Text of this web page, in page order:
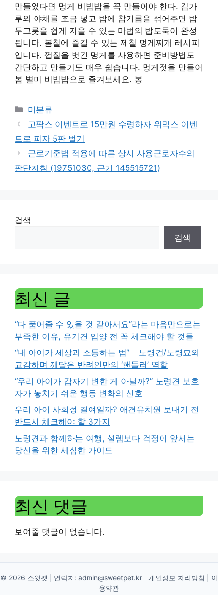
만들었다면 멍게 비빔밥을 꼭 만들어야 한다. 김가
루와 야채를 조금 넣고 밥에 참기름을 섞어주면 밥
두그릇을 쉽게 지을 수 있는 마법의 밥도둑이 완성
됩니다. 봄철에 즐길 수 있는 제철 멍게찌개 레시피
입니다. 껍질을 벗긴 멍게를 사용하면 준비방법도
간단하고 만들기도 매우 쉽습니다. 멍게젓을 만들어
봄 별미 비빔밥으로 즐겨보세요. 봉
Categories
미분류
고팍스 이벤트로 15만원 수령하자 위믹스 이벤
트로 피자 5판 벌기
근로기준법 적용에 따른 상시 사용근로자수의
판단지침 (19751030, 근기 145515721)
검색
검색
최신 글
“다 품어줄 수 있을 것 같아서요”라는 마음만으로는
부족한 이유, 유기견 입양 전 꼭 체크해야 할 것들
“내 아이가 세상과 소통하는 법” – 노령견/노령묘와
교감하며 깨달은 반려인만의 ‘핸들러’ 역할
“우리 아이가 갑자기 변한 게 아닐까?” 노령견 보호
자가 놓치기 쉬운 행동 변화의 신호
우리 아이 사회성 결여일까? 애견유치원 보내기 전
반드시 체크해야 할 3가지
노령견과 함께하는 여행, 설렘보다 걱정이 앞서는
당신을 위한 세심한 가이드
최신 댓글
보여줄 댓글이 없습니다.
© 2026 스윗펫 | 연락처: admin@sweetpet.kr| 개인정보 처리방침
이
용약관